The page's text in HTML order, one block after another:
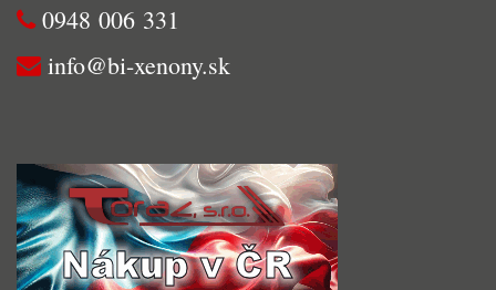
0948 006 331
info@bi-xenony.sk